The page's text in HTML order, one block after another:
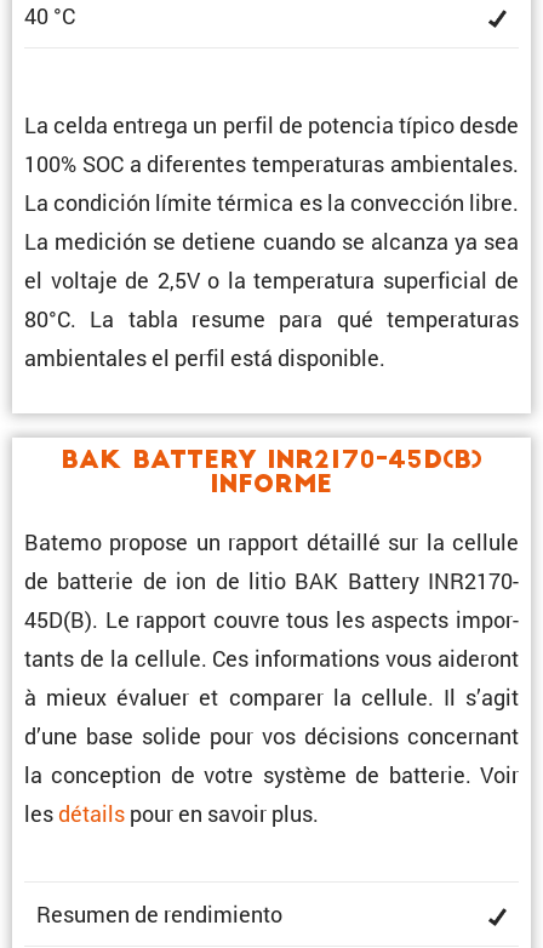
40 °C
La celda entrega un perfil de potencia típico desde
100% SOC a diferentes tempe­ra­turas ambien­tales.
La condi­ción límite térmica es la convec­ción libre.
La medición se detiene cuando se alcanza ya sea
el voltaje de 2,5V o la tempe­ra­tura super­fi­cial de
80°C. La tabla resume para qué tempe­ra­turas
ambien­tales el perfil está disponible.
BAK Battery INR2170-45D(B)
Informe
Batemo propose un rapport détaillé sur la cellule
de batterie de ion de litio BAK Battery INR2170-
45D(B). Le rapport couvre tous les aspects impor­
tants de la cellule. Ces infor­ma­tions vous aideront
à mieux évaluer et comparer la cellule. Il s’agit
d’une base solide pour vos décisions concer­nant
la concep­tion de votre système de batterie. Voir
lesdétails pour en savoir plus.
Resumen de rendimiento